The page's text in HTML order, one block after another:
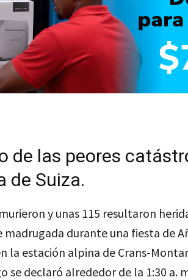
de las peores
de Suiza.
y unas 115 resultaron
durante una fiesta de
la estación alpina de Crans-
se declaró alrededor de la 1:30 a.